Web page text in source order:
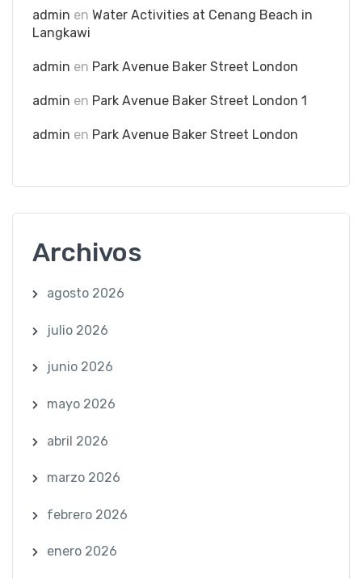
admin en Water Activities at Cenang Beach in
Langkawi
admin en Park Avenue Baker Street London
admin en Park Avenue Baker Street London 1
admin en Park Avenue Baker Street London
Archivos
agosto 2026
julio 2026
junio 2026
mayo 2026
abril 2026
marzo 2026
febrero 2026
enero 2026